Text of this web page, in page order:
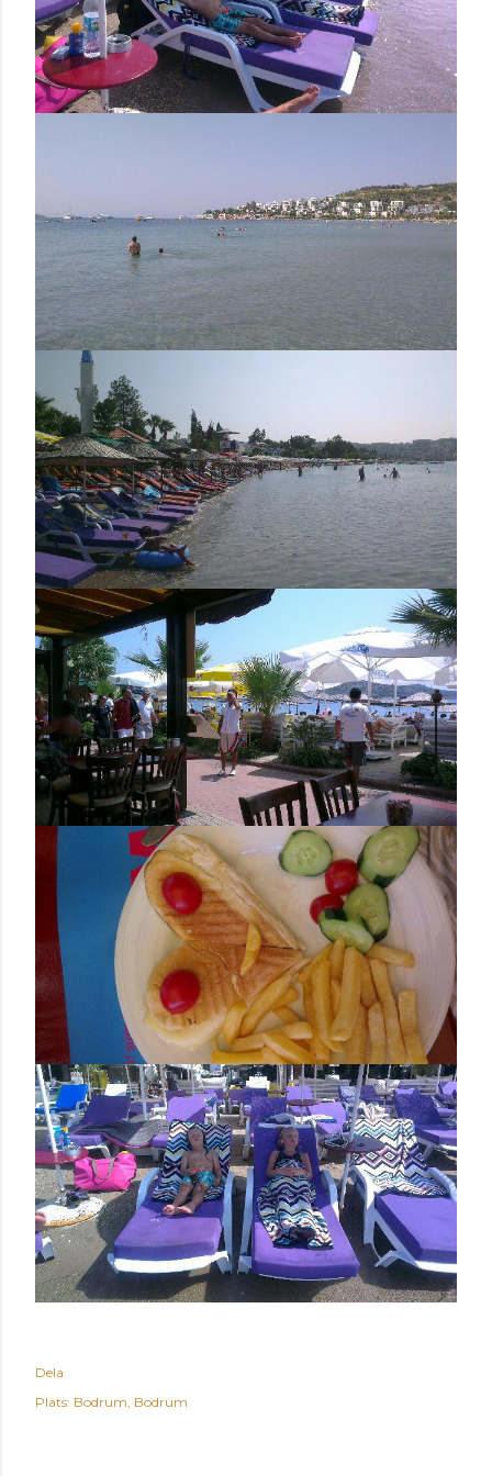
Dela
Plats: Bodrum, Bodrum